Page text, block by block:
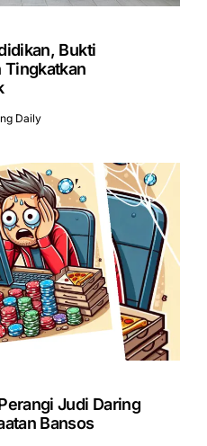
Bukti
Tingkatkan
Daily
Judi Daring
Bansos